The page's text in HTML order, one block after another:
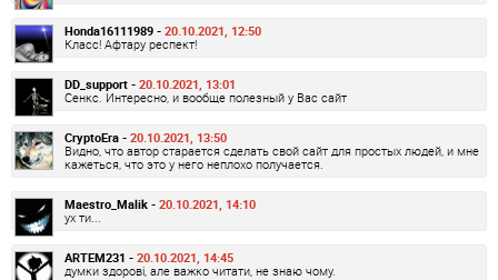
Honda16111989 - 20.10.2021, 12:50
Класс! Афтару респект!
DD_support - 20.10.2021, 13:01
Сенкс. Интересно, и вообще полезный у Вас сайт
CryptoEra - 20.10.2021, 13:50
Видно, что автор старается сделать свой сайт для простых людей, и мне
кажеться, что это у него неплохо получается.
Maestro_Malik - 20.10.2021, 14:10
ух ти...
ARTEM231 - 20.10.2021, 14:45
думки здорові, але важко читати, не знаю чому.